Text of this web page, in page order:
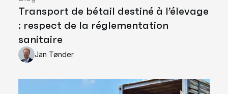
Transport de bétail destiné à l’élevage
: respect de la réglementation
sanitaire
Jan Tønder